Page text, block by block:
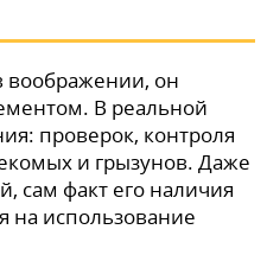
воображении, он
В реальной
проверок, контроля
и грызунов. Даже
сам факт его наличия
на использование